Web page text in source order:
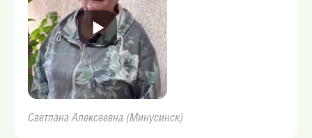
Светлана Алексеевна (Минусинск)